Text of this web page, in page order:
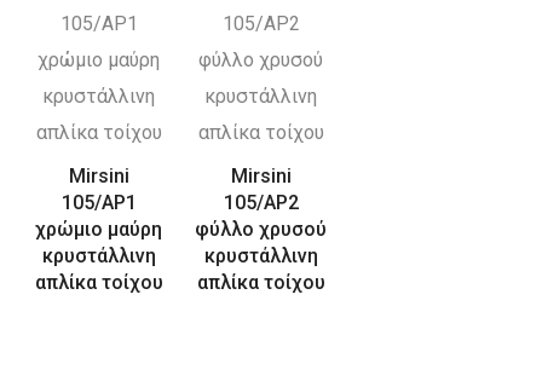
Mirsini
105/AP1
χρώμιο μαύρη
κρυστάλλινη
απλίκα τοίχου
Mirsini
105/AP2
φύλλο χρυσού
κρυστάλλινη
απλίκα τοίχου